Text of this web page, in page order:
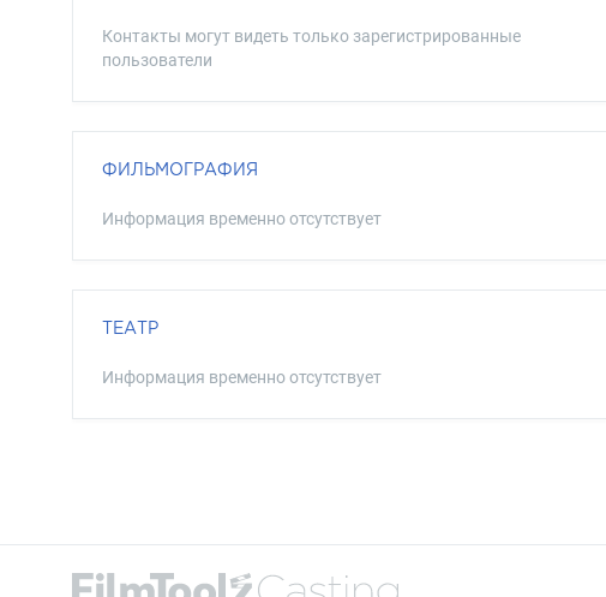
Контакты могут видеть только зарегистрированные
пользователи
ФИЛЬМОГРАФИЯ
Информация временно отсутствует
ТЕАТР
Информация временно отсутствует